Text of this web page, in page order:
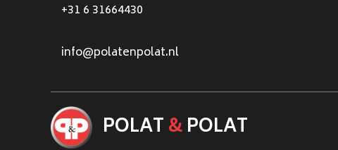
+31 6 31664430
info@polatenpolat.nl
POLAT&POLAT